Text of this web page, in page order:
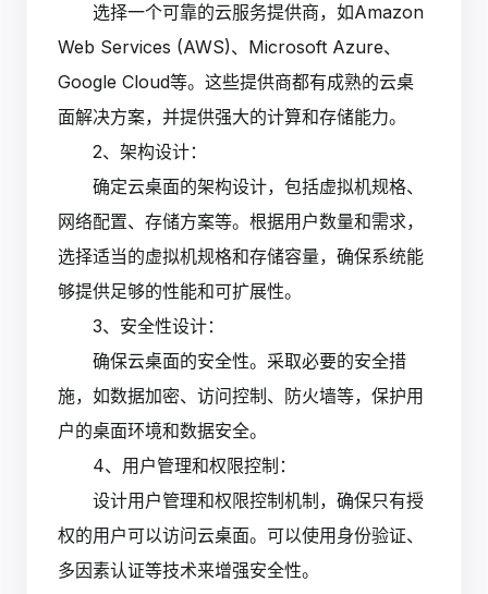
选择一个可靠的云服务提供商，如Amazon
Web Services (AWS)、Microsoft Azure、
Google Cloud等。这些提供商都有成熟的云桌
面解决方案，并提供强大的计算和存储能力。
2、架构设计：
确定云桌面的架构设计，包括虚拟机规格、
网络配置、存储方案等。根据用户数量和需求，
选择适当的虚拟机规格和存储容量，确保系统能
够提供足够的性能和可扩展性。
3、安全性设计：
确保云桌面的安全性。采取必要的安全措
施，如数据加密、访问控制、防火墙等，保护用
户的桌面环境和数据安全。
4、用户管理和权限控制：
设计用户管理和权限控制机制，确保只有授
权的用户可以访问云桌面。可以使用身份验证、
多因素认证等技术来增强安全性。